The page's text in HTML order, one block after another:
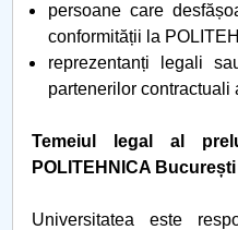
persoane care
conformității la
reprezentanți legali
partenerilor contractuali
Temeiul legal al
POLITEHNICA București
Universitatea este